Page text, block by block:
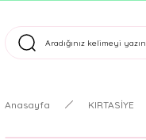
Tüm
Anasayfa KIRTASİYE